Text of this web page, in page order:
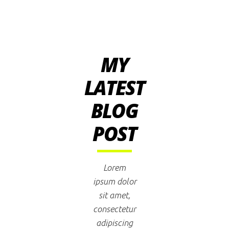
MY
LATEST
BLOG
POST
Lorem
ipsum dolor
sit amet,
consectetur
adipiscing